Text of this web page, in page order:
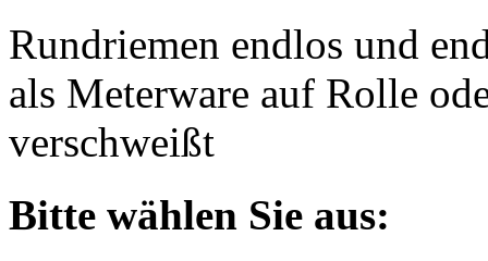
Rundriemen endlos und
als Meterware auf Rolle
verschweißt
Bitte wählen Sie aus: